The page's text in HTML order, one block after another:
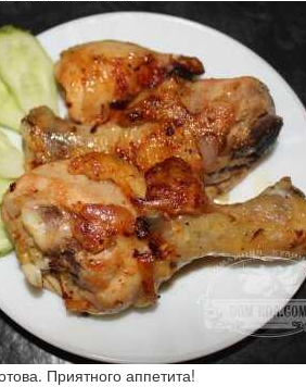
Приятного аппетита!